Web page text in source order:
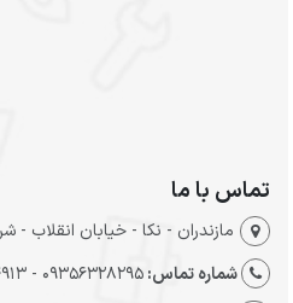
تماس با ما
مازندران - نکا - خیابان انقلاب -
شماره تماس:09356328295 - 01191014913